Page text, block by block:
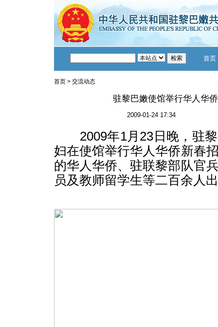
首页
首页 > 交流动态
驻黎巴嫩使馆举行华人华
2009-01-24 17:34
2009年1月 23日 晚，驻
妇在使馆举行华人华侨新春
的华人华侨、驻联黎部队官
员及教师留学生等二百余人